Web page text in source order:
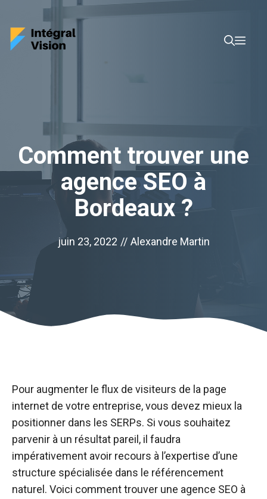
contenu
Comment trouver une
agence SEO à
Bordeaux ?
juin 23, 2022 // Alexandre Martin
Pour augmenter le flux de visiteurs de la page
internet de votre entreprise, vous devez mieux la
positionner dans les SERPs. Si vous souhaitez
parvenir à un résultat pareil, il faudra
impérativement avoir recours à l’expertise d’une
structure spécialisée dans le référencement
naturel. Voici comment trouver une agence SEO à